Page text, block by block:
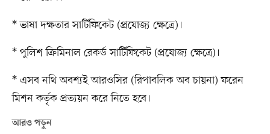
* ভাষা দক্ষতার সার্টিফিকেট (প্রযোজ্য ক্ষেত্রে)।
* পুলিশ ক্রিমিনাল রেকর্ড সার্টিফিকেট (প্রযোজ্য ক্ষেত্রে)।
* এসব নথি অবশ্যই আরওসির (রিপাবলিক অব চায়না) ফরেন
মিশন কর্তৃক প্রত্যয়ন করে নিতে হবে।
আরও পড়ুন